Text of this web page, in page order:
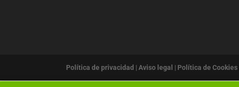
Política de privacidad |Aviso legal | Política de Cookies